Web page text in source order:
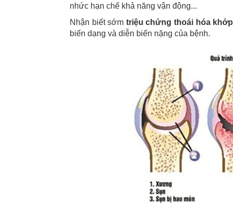
nhức hạn chế khả năng vận động...
Nhận biết sớm triệu chứng thoái hóa khớp
biến dạng và diễn biến nặng của bệnh.